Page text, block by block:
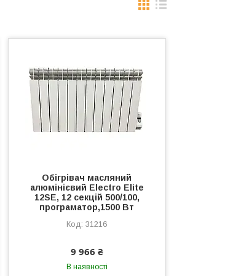
Обігрівач масляний
алюмінієвий Electro Elite
12SE, 12 секцій 500/100,
програматор,1500 Вт
31216
9 966 ₴
В наявності